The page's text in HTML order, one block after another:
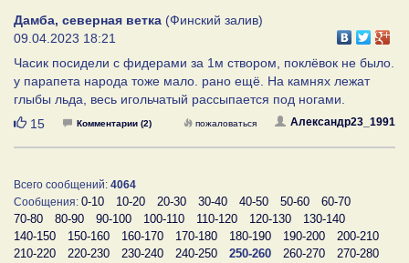
Дамба, северная ветка (Финский залив)
09.04.2023 18:21
Часик посидели с фидерами за 1м створом, поклёвок не было.
у парапета народа тоже мало. рано ещё. На камнях лежат
глыбы льда, весь игольчатый рассыпается под ногами.
Нравится
15 Комментарии (2) Александр23_1991
пожаловаться
Всего сообщений: 4064
Сообщения: 0-10 10-20 20-30 30-40 40-50 50-60
60-70
70-80
80-90 90-100 100-110 110-120 120-130
130-140
140-150
150-160 160-170 170-180 180-190 190-200
200-210
210-220
220-230 230-240 240-250 250-260 260-270
270-280